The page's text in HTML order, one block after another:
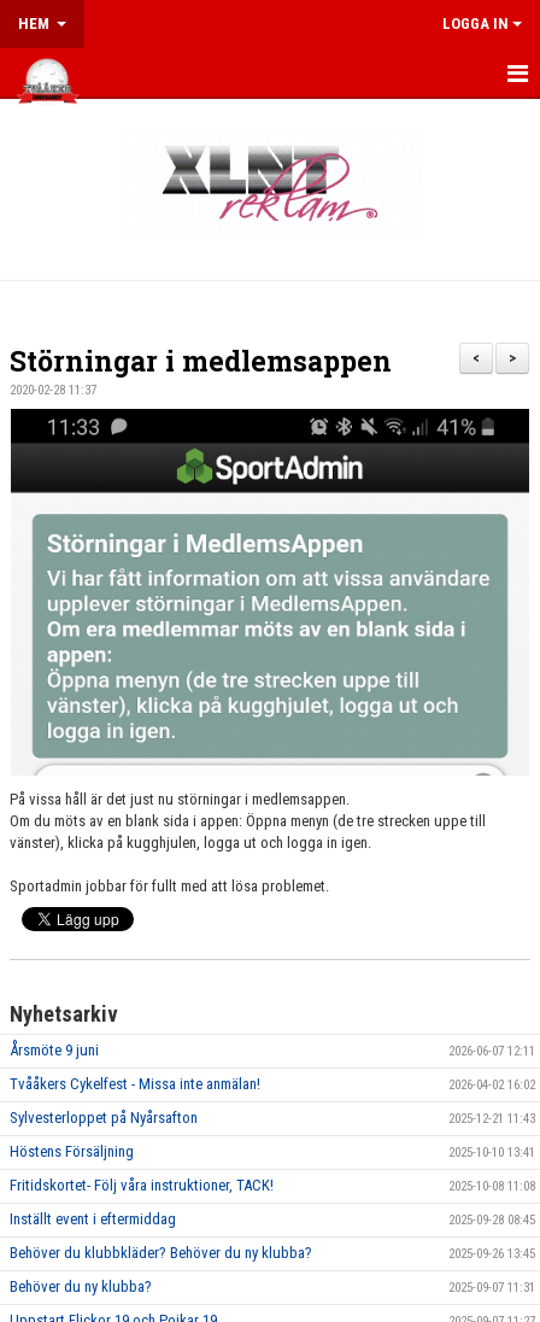
HEM LOGGA IN
SPORTSHOP
OM FÖRENINGEN
SPONSRING
>
<
Störningar i medlemsappen
2020-02-28 11:37
På vissa håll är det just nu störningar i medlemsappen.
Om du möts av en blank sida i appen: Öppna menyn (de tre strecken uppe till
vänster), klicka på kugghjulen, logga ut och logga in igen.
Sportadmin jobbar för fullt med att lösa problemet.
Nyhetsarkiv
Årsmöte 9 juni 2026-06-07 12:11
Tvååkers Cykelfest - Missa inte anmälan! 2026-04-02 16:02
Sylvesterloppet på Nyårsafton 2025-12-21 11:43
Höstens Försäljning 2025-10-10 13:41
Fritidskortet- Följ våra instruktioner, TACK! 2025-10-08 11:08
Inställt event i eftermiddag 2025-09-28 08:45
Behöver du klubbkläder? Behöver du ny klubba? 2025-09-26 13:45
Behöver du ny klubba? 2025-09-07 11:31